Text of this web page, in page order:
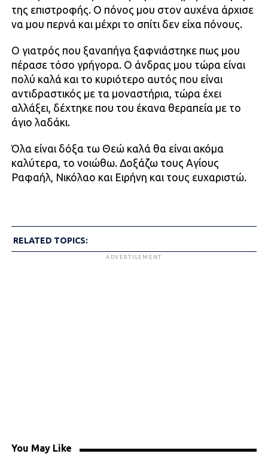
της επιστροφής. Ο πόνος μου στον αυχένα άρχισε
να μου περνά και μέχρι το σπίτι δεν είχα πόνους.
Ο γιατρός που ξαναπήγα ξαφνιάστηκε πως μου
πέρασε τόσο γρήγορα. Ο άνδρας μου τώρα είναι
πολύ καλά και το κυριότερο αυτός που είναι
αντιδραστικός με τα μοναστήρια, τώρα έχει
αλλάξει, δέχτηκε που του έκανα θεραπεία με το
άγιο λαδάκι.
Όλα είναι δόξα τω Θεώ καλά θα είναι ακόμα
καλύτερα, το νοιώθω. Δοξάζω τους Αγίους
Ραφαήλ, Νικόλαο και Ειρήνη και τους ευχαριστώ.
RELATED TOPICS:
ADVERTISEMENT
You May Like